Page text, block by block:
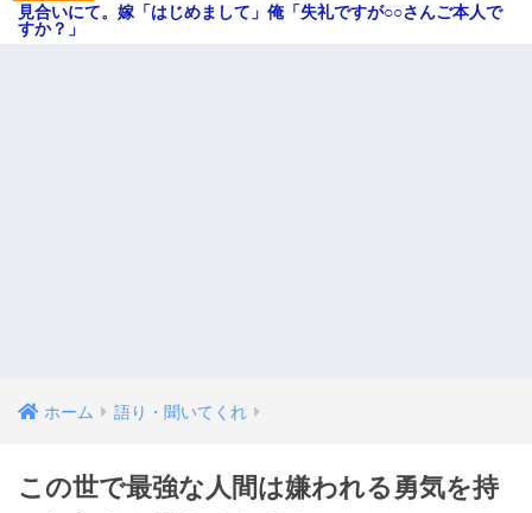
見合いにて。嫁「はじめまして」俺「失礼ですが○○さんご本人で
すか？」
ホーム 語り・聞いてくれ
この世で最強な人間は嫌われる勇気を持